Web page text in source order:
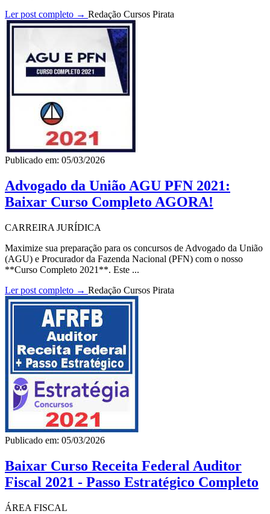
Ler post completo → Redação Cursos Pirata
Publicado em: 05/03/2026
Advogado da União AGU PFN 2021:
Baixar Curso Completo AGORA!
CARREIRA JURÍDICA
Maximize sua preparação para os concursos de Advogado da União
(AGU) e Procurador da Fazenda Nacional (PFN) com o nosso
**Curso Completo 2021**. Este ...
Ler post completo → Redação Cursos Pirata
Publicado em: 05/03/2026
Baixar Curso Receita Federal Auditor
Fiscal 2021 - Passo Estratégico Completo
ÁREA FISCAL